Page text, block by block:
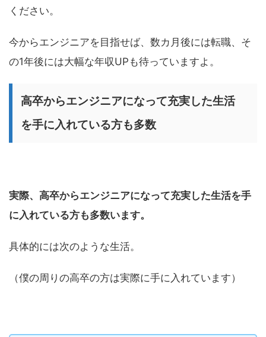
ください。
今からエンジニアを目指せば、数カ月後には転職、そ
の1年後には大幅な年収UPも待っていますよ。
高卒からエンジニアになって充実した生活
を手に入れている方も多数
実際、高卒からエンジニアになって充実した生活を手
に入れている方も多数います。
具体的には次のような生活。
（僕の周りの高卒の方は実際に手に入れています）